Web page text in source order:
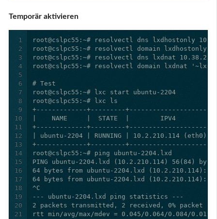
Temporär aktivieren
1
2
3
4
5
6
7
8
9
10
11
12
13
14
15
16
17
18
19
20
21
rtt min/avg/max/mdev = 0.045/0.064/0.084/0.019